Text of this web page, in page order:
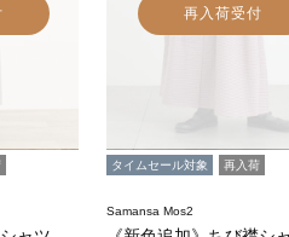
再入荷受付
タイムセール対象 再入荷
Samansa Mos2